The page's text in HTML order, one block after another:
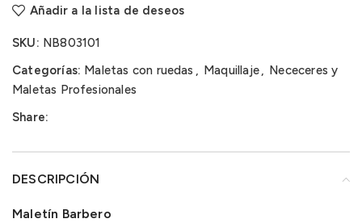
Añadir a la lista de deseos
SKU: NB803101
Categorías: Maletas con ruedas , Maquillaje, Nececeres y
Maletas Profesionales
Share:
DESCRIPCIÓN
Maletín Barbero